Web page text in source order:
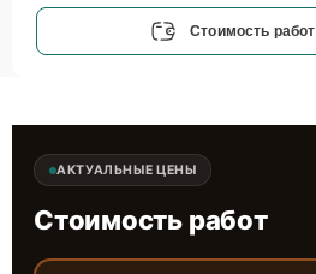
Стоимость работ
АКТУАЛЬНЫЕ ЦЕНЫ
Стоимость работ